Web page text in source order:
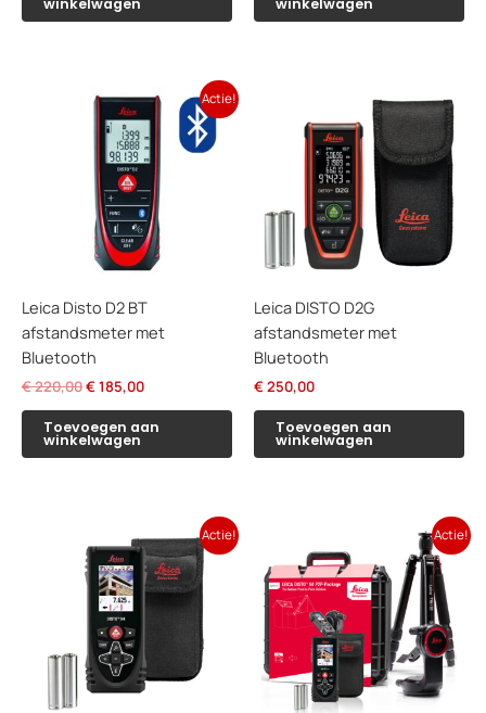
€ 115,00.€ 103,50.
Actie!
Leica Disto D2 BT
afstandsmeter met
Bluetooth
€220,00Oorspronkelijke
was:
€ 220,00.
€ 185,00Huidige
is:
Toevoegen aan
winkelwagen
Leica DISTO D2G
afstandsmeter met
Bluetooth
€ 250,00
Toevoegen aan
winkelwagen
Actie! Actie!